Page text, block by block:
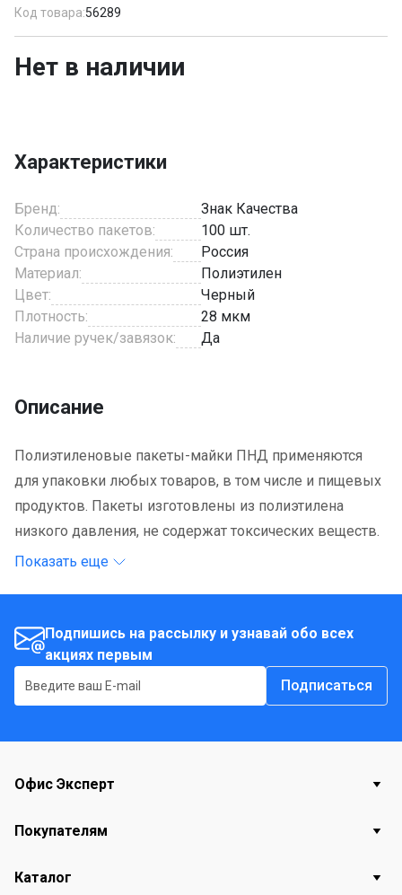
Код товара:56289
Нет в наличии
Характеристики
Бренд:
Знак Качества
Количество пакетов:
100 шт.
Страна происхождения:
Россия
Материал:
Полиэтилен
Цвет:
Черный
Плотность:
28 мкм
Наличие ручек/завязок:
Да
Описание
Полиэтиленовые пакеты-майки ПНД применяются
для упаковки любых товаров, в том числе и пищевых
продуктов. Пакеты изготовлены из полиэтилена
низкого давления, не содержат токсических веществ.
Показать еще
Подпишись на рассылку и узнавай обо всех
акциях первым
Подписаться
Офис Эксперт
Покупателям
Каталог